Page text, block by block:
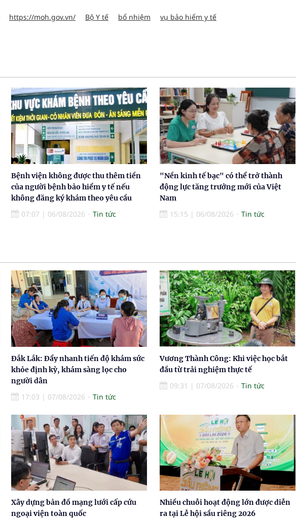
https://moh.gov.vn/ Bộ Y tế bổ nhiệm vụ bảo hiểm y tế
Bệnh viện không được thu thêm tiền
của người bệnh bảo hiểm y tế nếu
không đăng ký khám theo yêu cầu
07:07 | 06/08/2026 Tin tức
"Nền kinh tế bạc" có thể trở thành
động lực tăng trưởng mới của Việt
Nam
15:15 | 06/08/2026 Tin tức
Đắk Lắk: Đẩy nhanh tiến độ khám sức
khỏe định kỳ, khám sàng lọc cho
người dân
17:03 | 07/08/2026 Tin tức
Vương Thành Công: Khi việc học bắt
đầu từ trải nghiệm thực tế
09:31 | 07/08/2026 Tin tức
Xây dựng bản đồ mạng lưới cấp cứu
ngoại viện toàn quốc
Nhiều chuỗi hoạt động lớn được diễn
ra tại Lễ hội sầu riêng 2026